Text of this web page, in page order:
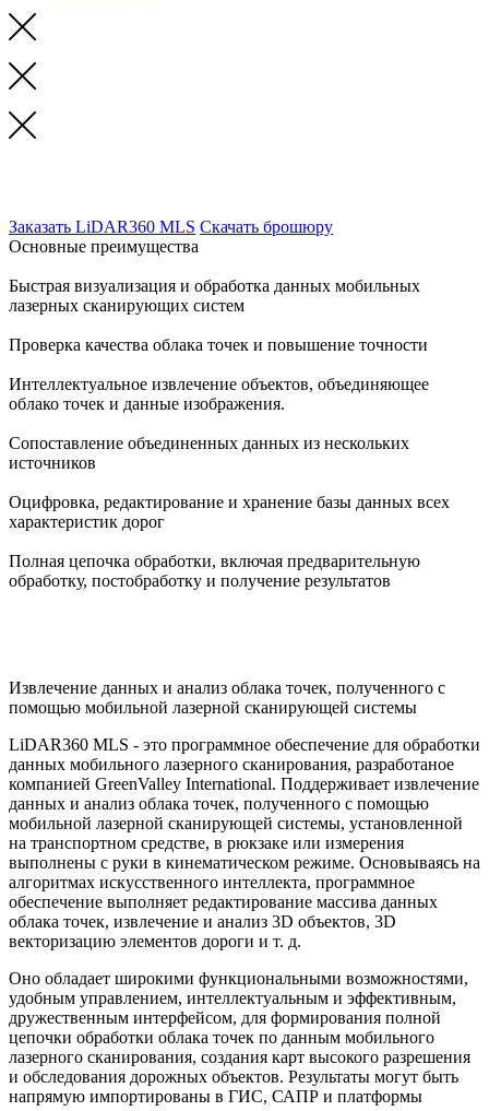
Заказать LiDAR360 MLS Скачать брошюру
Основные преимущества
Быстрая визуализация и обработка данных мобильных
лазерных сканирующих систем
Проверка качества облака точек и повышение точности
Интеллектуальное извлечение объектов, объединяющее
облако точек и данные изображения.
Сопоставление объединенных данных из нескольких
источников
Оцифровка, редактирование и хранение базы данных всех
характеристик дорог
Полная цепочка обработки, включая предварительную
обработку, постобработку и получение результатов
Извлечение данных и анализ облака точек, полученного с
помощью мобильной лазерной сканирующей системы
LiDAR360 MLS - это программное обеспечение для обработки
данных мобильного лазерного сканирования, разработаное
компанией GreenValley International. Поддерживает извлечение
данных и анализ облака точек, полученного с помощью
мобильной лазерной сканирующей системы, установленной
на транспортном средстве, в рюкзаке или измерения
выполнены с руки в кинематическом режиме. Основываясь на
алгоритмах искусственного интеллекта, программное
обеспечение выполняет редактирование массива данных
облака точек, извлечение и анализ 3D объектов, 3D
векторизацию элементов дороги и т. д.
Оно обладает широкими функциональными возможностями,
удобным управлением, интеллектуальным и эффективным,
дружественным интерфейсом, для формирования полной
цепочки обработки облака точек по данным мобильного
лазерного сканирования, создания карт высокого разрешения
и обследования дорожных объектов. Результаты могут быть
напрямую импортированы в ГИС, САПР и платформы